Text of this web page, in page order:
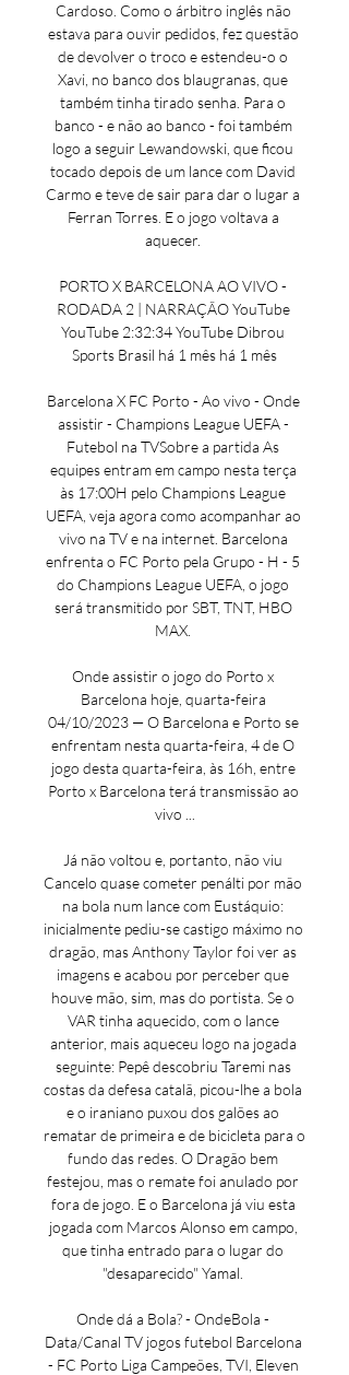
Cardoso. Como o árbitro inglês não
estava para ouvir pedidos, fez questão
de devolver o troco e estendeu-o o
Xavi, no banco dos blaugranas, que
também tinha tirado senha. Para o
banco - e não ao banco - foi também
logo a seguir Lewandowski, que ficou
tocado depois de um lance com David
Carmo e teve de sair para dar o lugar a
Ferran Torres. E o jogo voltava a
aquecer.
PORTO X BARCELONA AO VIVO -
RODADA 2 | NARRAÇÃO YouTube
YouTube 2:32:34 YouTube Dibrou
Sports Brasil há 1 mês há 1 mês
Barcelona X FC Porto - Ao vivo - Onde
assistir - Champions League UEFA -
Futebol na TVSobre a partida As
equipes entram em campo nesta terça
às 17:00H pelo Champions League
UEFA, veja agora como acompanhar ao
vivo na TV e na internet. Barcelona
enfrenta o FC Porto pela Grupo - H - 5
do Champions League UEFA, o jogo
será transmitido por SBT, TNT, HBO
MAX.
Onde assistir o jogo do Porto x
Barcelona hoje, quarta-feira
04/10/2023 — O Barcelona e Porto se
enfrentam nesta quarta-feira, 4 de O
jogo desta quarta-feira, às 16h, entre
Porto x Barcelona terá transmissão ao
vivo ...
Já não voltou e, portanto, não viu
Cancelo quase cometer penálti por mão
na bola num lance com Eustáquio:
inicialmente pediu-se castigo máximo no
dragão, mas Anthony Taylor foi ver as
imagens e acabou por perceber que
houve mão, sim, mas do portista. Se o
VAR tinha aquecido, com o lance
anterior, mais aqueceu logo na jogada
seguinte: Pepê descobriu Taremi nas
costas da defesa catalã, picou-lhe a bola
e o iraniano puxou dos galões ao
rematar de primeira e de bicicleta para o
fundo das redes. O Dragão bem
festejou, mas o remate foi anulado por
fora de jogo. E o Barcelona já viu esta
jogada com Marcos Alonso em campo,
que tinha entrado para o lugar do
"desaparecido" Yamal.
Onde dá a Bola? - OndeBola -
Data/Canal TV jogos futebol Barcelona
- FC Porto Liga Campeões, TVI, Eleven